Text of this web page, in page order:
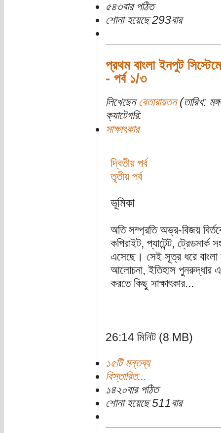
৫৪৩বার পঠিত
শোনা হয়েছে 293বার
প্রথম বাংলা ইনপুট
- পর্ব ১/৩
লিখেছেন বেতারায়তন(তারিখ:
ক্যাটেগরি:
সাক্ষাৎকার
দ্বিতীয় পর্ব
তৃতীয় পর্ব
ভূমিকা
অতি সম্প্রতি অভ্র-বিজয়
কপিরাইট, প্যাটেন্ট, ট্রেডমার্ক
এসেছে। সেই সূত্র ধরে বাংলা
আলোচনা, ইতিহাস পুনরুদ্ধার
করতে কিছু সাক্ষাৎকার...
26:14 মিনিট (8 MB)
১৫টি মন্তব্য
বিস্তারিত...
১৪২০বার পঠিত
শোনা হয়েছে 511বার